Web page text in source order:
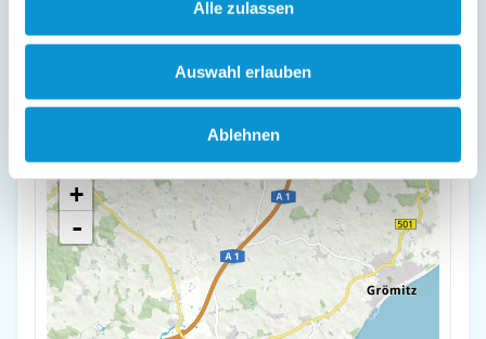
Alle zulassen
Auswahl erlauben
Ablehnen
Appartement im Ferienpark AM WALDRAND
Wiesenstr. 23
+
-